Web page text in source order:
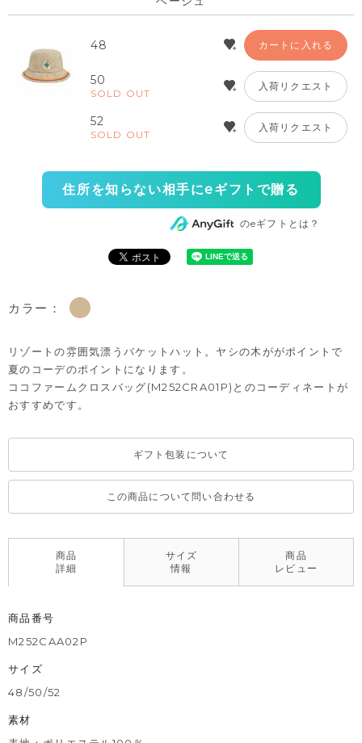
48 カートに入れる
50
SOLD OUT
入荷リクエスト
52
SOLD OUT
入荷リクエスト
住所を知らない相手にeギフトで贈る
のeギフトとは？
カラー：
リゾートの雰囲気漂うバケットハット。ヤシの木ががポイントで
夏のコーデのポイントになります。
ココファームクロスバッグ(M252CRA01P)とのコーディネートが
おすすめです。
ギフト包装について
この商品について問い合わせる
商品
詳細
サイズ
情報
商品
レビュー
商品番号
M252CAA02P
サイズ
48/50/52
素材